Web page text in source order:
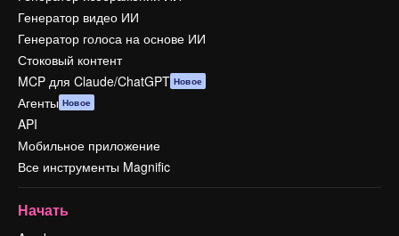
Генератор видео ИИ
Генератор голоса на основе ИИ
Стоковый контент
MCP для Claude/ChatGPT Новое
Агенты Новое
API
Мобильное приложение
Все инструменты Magnific
Начать